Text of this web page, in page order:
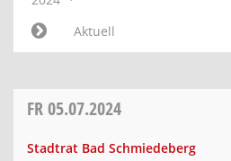
Aktuell
FR05.07.2024
Stadtrat Bad Schmiedeberg